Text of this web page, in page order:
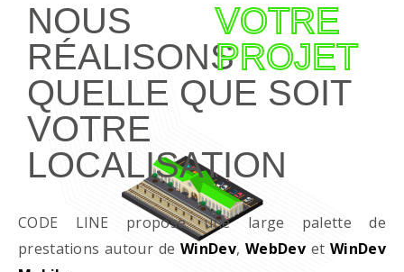
NOUS
RÉALISONS
VOTRE
PROJET
QUELLE QUE SOIT
VOTRE
LOCALISATION
CODE LINE propose une large palette de
prestations autour deWinDev,WebDevet WinDev